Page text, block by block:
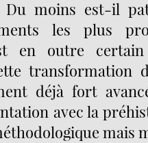
Du moins est-il
les plus
en outre
transformation
déjà fort
avec la
mais